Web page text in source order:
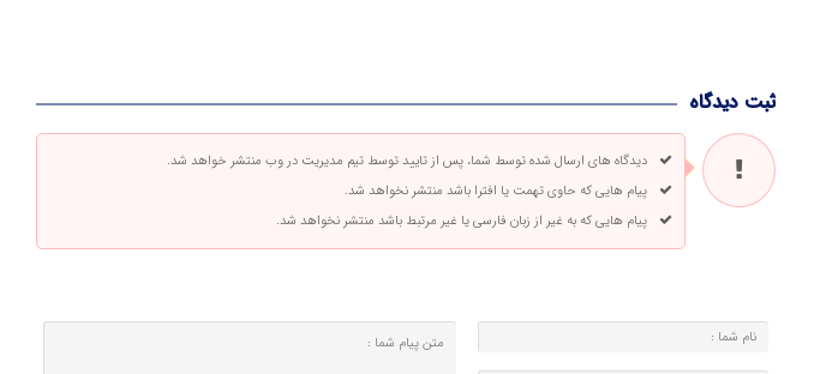
ثبت دیدگاه
دیدگاه های ارسال شده توسط شما، پس از تایید توسط تیم مدیریت در وب منتشر خواهد شد.
پیام هایی که حاوی تهمت یا افترا باشد منتشر نخواهد شد.
پیام هایی که به غیر از زبان فارسی یا غیر مرتبط باشد منتشر نخواهد شد.